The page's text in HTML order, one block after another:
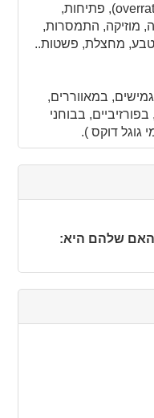
הומור עצמי, ישירות (טאקט זה overrated), פתיחות,
מוזיקה, התמסרות,
טבע, מחצלת, פשטות..
במאווררים,
בבוחני
גוגל דוקס ).
האם שלהם היא: